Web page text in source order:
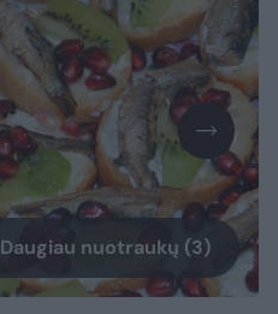
Daugiau nuotraukų (3)